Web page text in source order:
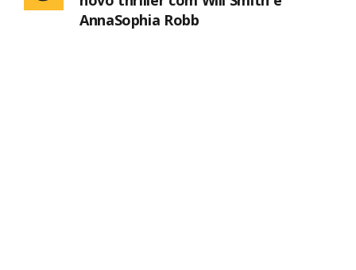
AnnaSophia Robb